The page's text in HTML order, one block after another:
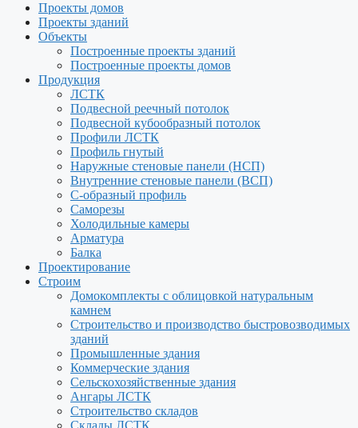
Проекты домов
Проекты зданий
Объекты
Построенные проекты зданий
Построенные проекты домов
Продукция
ЛСТК
Подвесной реечный потолок
Подвесной кубообразный потолок
Профили ЛСТК
Профиль гнутый
Наружные стеновые панели (НСП)
Внутренние стеновые панели (ВСП)
С-образный профиль
Саморезы
Холодильные камеры
Арматура
Балка
Проектирование
Строим
Домокомплекты с облицовкой натуральным
камнем
Строительство и производство быстровозводимых
зданий
Промышленные здания
Коммерческие здания
Сельскохозяйственные здания
Ангары ЛСТК
Строительство складов
Склады ЛСТК